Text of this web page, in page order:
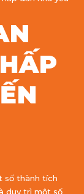
số thành tích
duy trì một số